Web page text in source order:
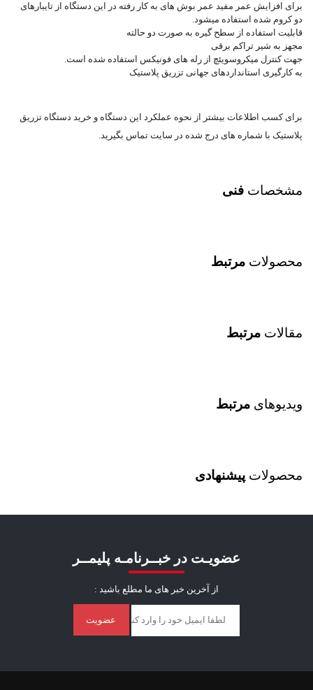
برای افزایش عمر مفید عمر بوش های به کار رفته در این دستگاه از تایبارهای
دو کروم شده استفاده میشود.
قابلیت استفاده از سطح گیره به صورت دو حالته
مجهز به شیر تراکم برقی
جهت کنترل میکروسویئچ از رله های فونیکس استفاده شده است.
به کارگیری استانداردهای جهانی تزریق پلاستیک
برای کسب اطلاعات بیشتر از نحوه عملکرد این دستگاه و خرید دستگاه تزریق
پلاستیک با شماره های درج شده در سایت تماس بگیرید.
مشخصات فنی
محصولات مرتبط
مقالات مرتبط
ویدیوهای مرتبط
محصولات پیشنهادی
عضویـت در خبــرنامـه پلیمــر
از آخرین خبر ‌های ما مطلع باشید :
عضویت